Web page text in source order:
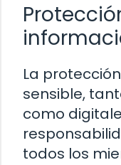
La
sensible,
como
todos los